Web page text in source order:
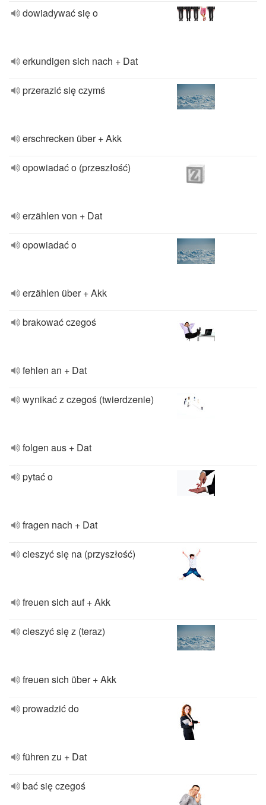
dowiadywać się o
erkundigen sich nach + Dat
przerazić się czymś
erschrecken über + Akk
opowiadać o (przeszłość)
erzählen von + Dat
opowiadać o
erzählen über + Akk
brakować czegoś
fehlen an + Dat
wynikać z czegoś (twierdzenie)
folgen aus + Dat
pytać o
fragen nach + Dat
cieszyć się na (przyszłość)
freuen sich auf + Akk
cieszyć się z (teraz)
freuen sich über + Akk
prowadzić do
führen zu + Dat
bać się czegoś